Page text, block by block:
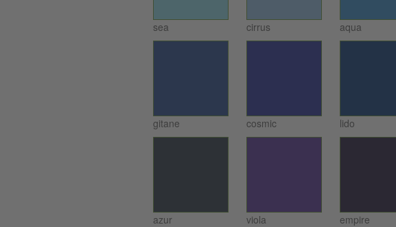
sea cirrus aqua
gitane cosmic lido
azur viola empire